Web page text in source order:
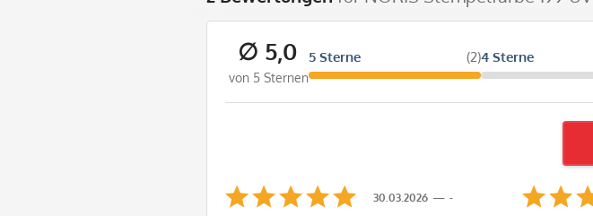
∅ 5,0
von 5 Sternen
5 Sterne (2)4 Sterne
-
30.03.2026